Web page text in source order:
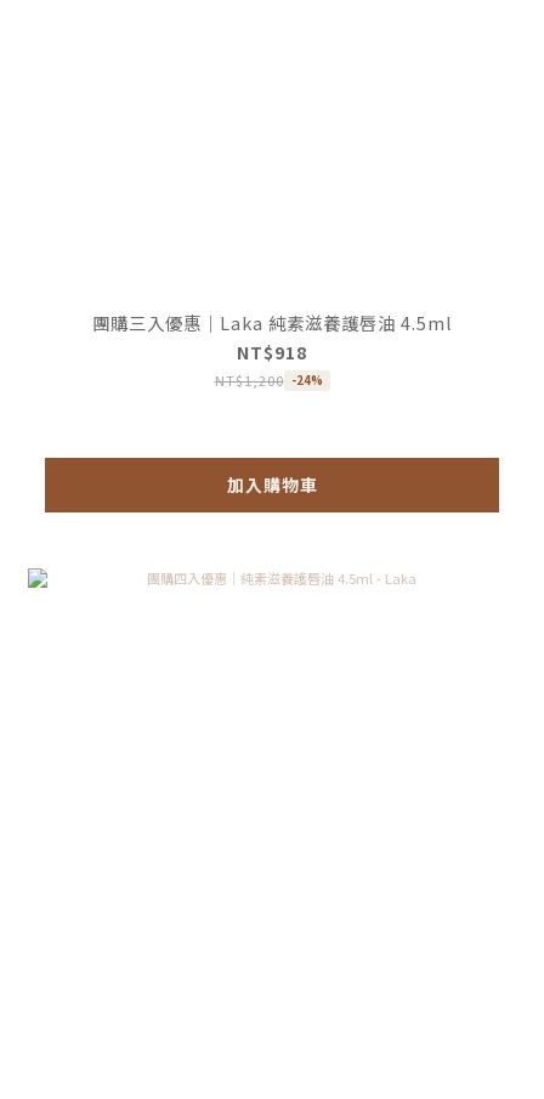
團購三入優惠｜Laka 純素滋養護唇油 4.5ml
NT$918
NT$1,200 -24%
加入購物車